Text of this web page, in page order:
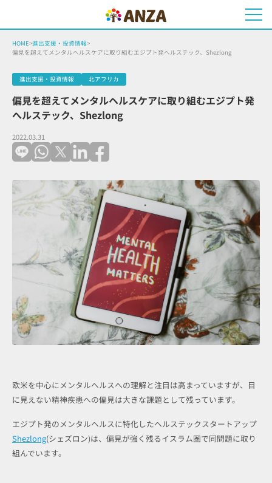
HOME>進出支援・投資情報>
偏見を超えてメンタルヘルスケアに取り組むエジプト発へルステック、Shezlong
進出支援・投資情報 北アフリカ
偏見を超えてメンタルヘルスケアに取り組むエジプト発
へルステック、Shezlong
2022.03.31
欧米を中心にメンタルへルスへの理解と注目は高まっていますが、目
に見えない精神疾患への偏見は大きな課題として残っています。
エジプト発のメンタルヘルスに特化したヘルステックスタートアップ
Shezlong(シェズロン)は、偏見が強く残るイスラム圏で同問題に取り
組んでいます。